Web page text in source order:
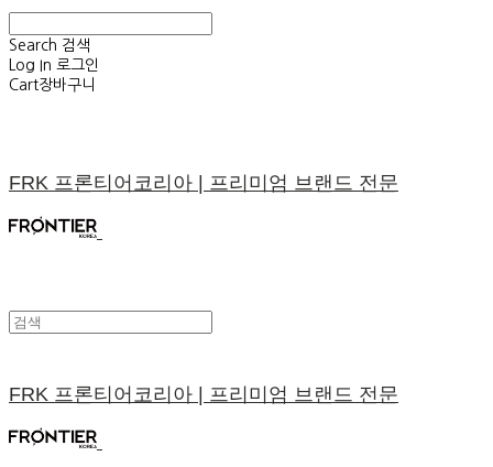
Search 검색
Log In 로그인
Cart장바구니
FRK 프론티어코리아 | 프리미엄 브랜드 전문
FRK 프론티어코리아 | 프리미엄 브랜드 전문